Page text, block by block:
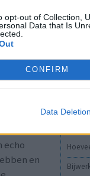
opt-out of Collection,
Data that Is
CONFIRM
Data Deletion
echo
en